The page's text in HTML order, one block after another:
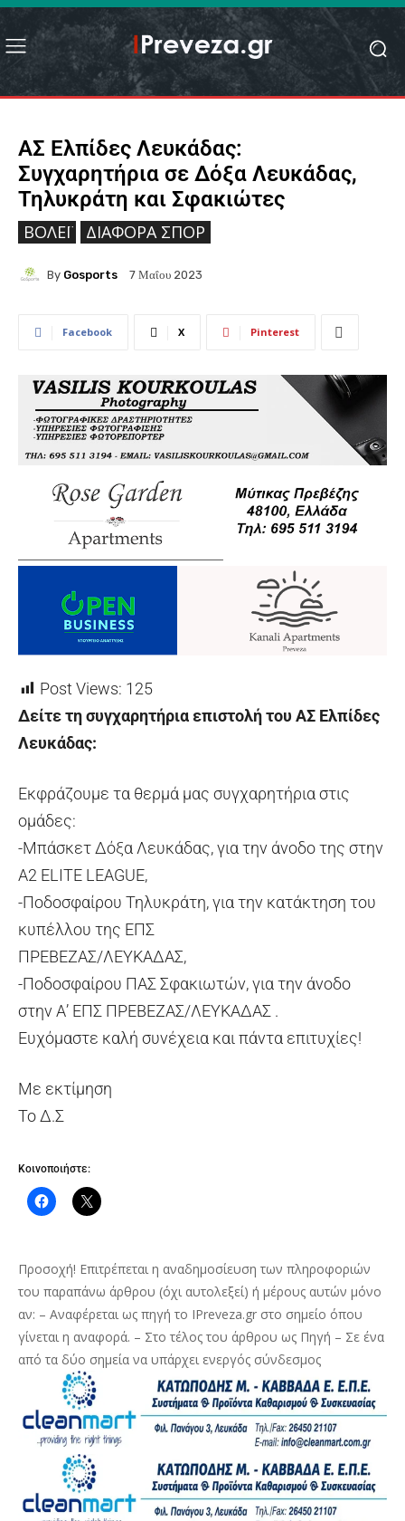
ΑΣ Ελπίδες Λευκάδας:
Συγχαρητήρια σε Δόξα Λευκάδας,
Τηλυκράτη και Σφακιώτες
ΒΌΛΕΪ ΔΙΆΦΟΡΑ ΣΠΟΡ
By Gosports 7 Μαΐου 2023
Facebook X Pinterest
Post Views: 125
Δείτε τη συγχαρητήρια επιστολή του ΑΣ Ελπίδες
Λευκάδας:
Εκφράζουμε τα θερμά μας συγχαρητήρια στις
ομάδες:
-Μπάσκετ Δόξα Λευκάδας, για την άνοδο της στην
Α2 ELITE LEAGUE,
-Ποδοσφαίρου Τηλυκράτη, για την κατάκτηση του
κυπέλλου της ΕΠΣ
ΠΡΕΒΕΖΑΣ/ΛΕΥΚΑΔΑΣ,
-Ποδοσφαίρου ΠΑΣ Σφακιωτών, για την άνοδο
στην Α’ ΕΠΣ ΠΡΕΒΕΖΑΣ/ΛΕΥΚΑΔΑΣ .
Ευχόμαστε καλή συνέχεια και πάντα επιτυχίες!
Με εκτίμηση
Το Δ.Σ
Κοινοποιήστε:
Προσοχή! Επιτρέπεται η αναδημοσίευση των πληροφοριών
του παραπάνω άρθρου (όχι αυτολεξεί) ή μέρους αυτών μόνο
αν: – Αναφέρεται ως πηγή το IPreveza.gr στο σημείο όπου
γίνεται η αναφορά. – Στο τέλος του άρθρου ως Πηγή – Σε ένα
από τα δύο σημεία να υπάρχει ενεργός σύνδεσμος